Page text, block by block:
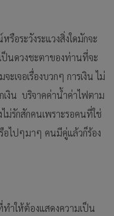
อระวังระแวงสิ่งใดมักจะ
ป็นดวงชะตาของท่านที่จะ
ะเจอเรื่องบวกๆ การเงิน ไม่
งิน บริจาคค่าน้ำค่าไฟตาม
รักสักคนเพราะรอคนที่ใช่
ไปๆมาๆ คนมีคู่แล้วก็ร้อง
ำให้ต้องแสดงความเป็น